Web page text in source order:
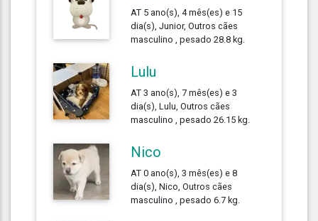
AT 5 ano(s), 4 mês(es) e 15
dia(s), Junior, Outros cães
masculino , pesado 28.8 kg.
Lulu
AT 3 ano(s), 7 mês(es) e 3
dia(s), Lulu, Outros cães
masculino , pesado 26.15 kg.
Nico
AT 0 ano(s), 3 mês(es) e 8
dia(s), Nico, Outros cães
masculino , pesado 6.7 kg.